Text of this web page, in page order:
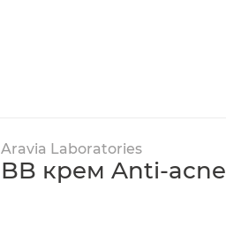
Aravia Laboratories
BB крем Anti-acne